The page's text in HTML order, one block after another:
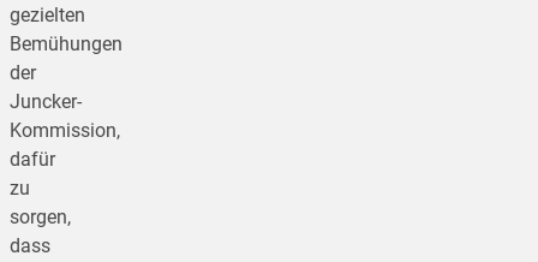
gezielten
Bemühungen
der
Juncker-
Kommission,
dafür
zu
sorgen,
dass